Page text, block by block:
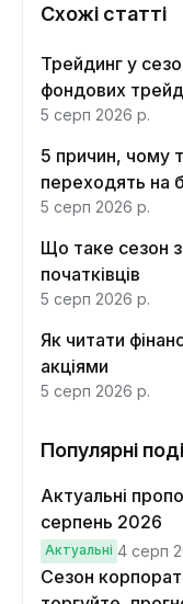
Схожі статті
Трейдинг у
фондових
5 серп 2026 р.
5 причин, чому
переходять на
5 серп 2026 р.
Що таке сезон
початківців
5 серп 2026 р.
Як читати
акціями
5 серп 2026 р.
Популярні
Актуальні
серпень 2026
Актуальні 4 серп
Сезон